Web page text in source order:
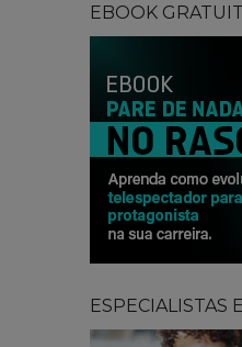
EBOOK
ESPECIALISTAS